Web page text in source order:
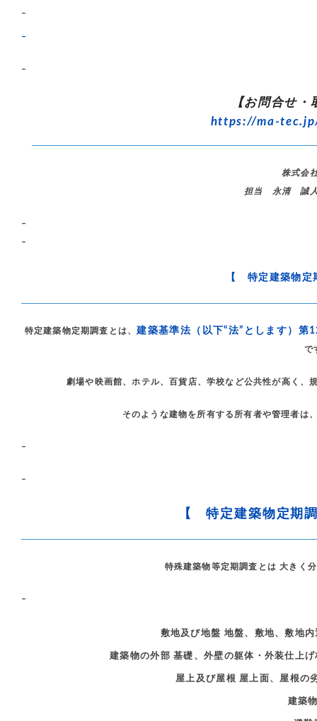
–
–
–
【お問合せ
https://ma-
株式会
担当 永清 誠
–
–
【 特定建築物
特定建築物定期調査とは、建築基準法（以下“法”とします）
で
劇場や映画館、ホテル、百貨店、学校など公共性が高く、
そのような建物を所有する所有者や管理者は
–
–
【 特定建築物定期
特殊建築物等定期調査とは 大きく
–
敷地及び地盤 地盤、敷地、敷地
建築物の外部 基礎、外壁の躯体・外装仕上
屋上及び屋根 屋上面、屋根の
建築